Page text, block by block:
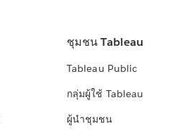
ชุมชน Tableau
Tableau Public
กลุ่มผู้ใช้ Tableau
ผู้นำชุมชน